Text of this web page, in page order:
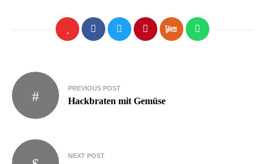
PREVIOUS POST
Hackbraten mit Gemüse
NEXT POST